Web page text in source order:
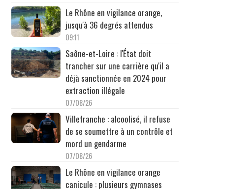
Le Rhône en vigilance orange,
jusqu'à 36 degrés attendus
09:11
Saône-et-Loire : l'État doit
trancher sur une carrière qu'il a
déjà sanctionnée en 2024 pour
extraction illégale
07/08/26
Villefranche : alcoolisé, il refuse
de se soumettre à un contrôle et
mord un gendarme
07/08/26
Le Rhône en vigilance orange
canicule : plusieurs gymnases